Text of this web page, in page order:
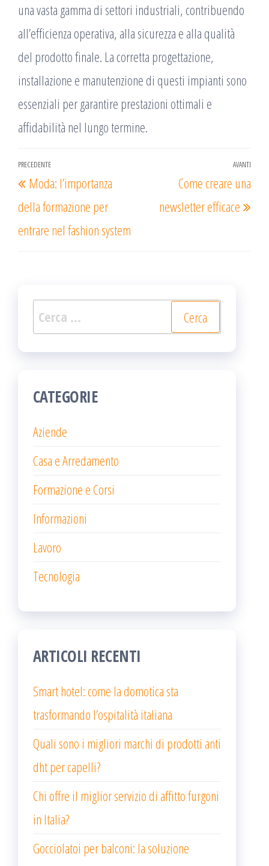
una vasta gamma di settori industriali, contribuendo
all’efficienza operativa, alla sicurezza e alla qualità
del prodotto finale. La corretta progettazione,
installazione e manutenzione di questi impianti sono
essenziali per garantire prestazioni ottimali e
affidabilità nel lungo termine.
Navigazione
articoli
Articolo
precedente
PRECEDENTE
Moda: l’importanza
della formazione per
entrare nel fashion system
AVANTI
Come creare una
newsletter efficace
Ricerca
per:
CATEGORIE
Aziende
Casa e Arredamento
Formazione e Corsi
Informazioni
Lavoro
Tecnologia
ARTICOLI RECENTI
Smart hotel: come la domotica sta
trasformando l’ospitalità italiana
Quali sono i migliori marchi di prodotti anti
dht per capelli?
Chi offre il miglior servizio di affitto furgoni
in Italia?
Gocciolatoi per balconi: la soluzione